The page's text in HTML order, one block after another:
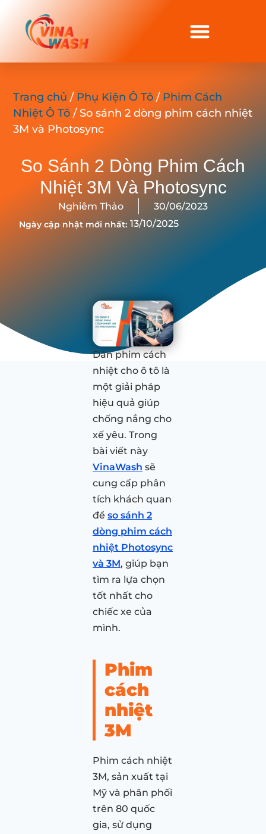
Trang chủ / Phụ Kiện Ô Tô / Phim Cách
Nhiệt Ô Tô / So sánh 2 dòng phim cách nhiệt
3M và Photosync
So Sánh 2 Dòng Phim Cách
Nhiệt 3M Và Photosync
Nghiêm Thảo 30/06/2023
Ngày cập nhật mới nhất: 13/10/2025
Dán phim cách
nhiệt cho ô tô là
một giải pháp
hiệu quả giúp
chống nắng cho
xế yêu. Trong
bài viết này
VinaWash sẽ
cung cấp phân
tích khách quan
để so sánh 2
dòng phim cách
nhiệt Photosync
và 3M, giúp bạn
tìm ra lựa chọn
tốt nhất cho
chiếc xe của
mình.
Phim
cách
nhiệt
3M
Phim cách nhiệt
3M, sản xuất tại
Mỹ và phân phối
trên 80 quốc
gia, sử dụng